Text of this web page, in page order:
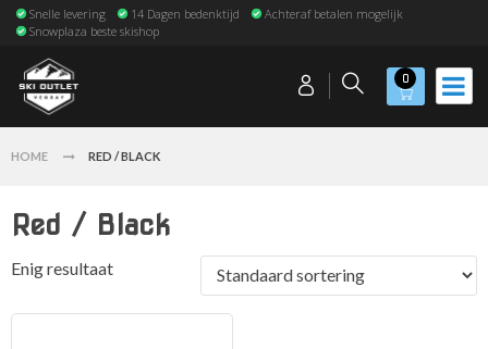
Snelle levering 14 Dagen bedenktijd
Achteraf betalen mogelijk
Snowplaza beste skishop
0
HOME RED / BLACK
Red / Black
Enig resultaat